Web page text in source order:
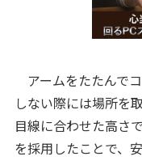
アームをたたんで
しない際には場所を
目線に合わせた高さ
を採用したことで、